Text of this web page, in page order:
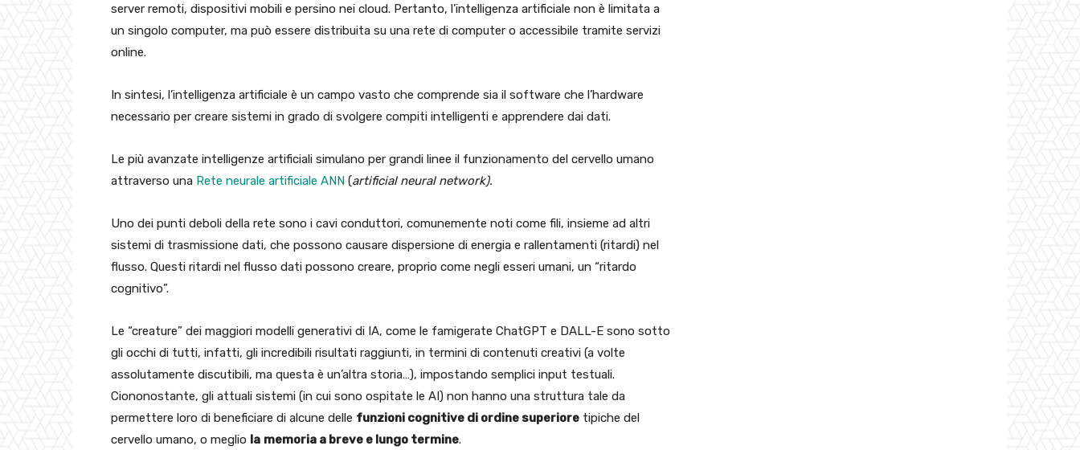
server remoti, dispositivi mobili e persino nei cloud. Pertanto, l’intelligenza artificiale non è limitata a
un singolo computer, ma può essere distribuita su una rete di computer o accessibile tramite servizi
online.
In sintesi, l’intelligenza artificiale è un campo vasto che comprende sia il software che l’hardware
necessario per creare sistemi in grado di svolgere compiti intelligenti e apprendere dai dati.
Le più avanzate intelligenze artificiali simulano per grandi linee il funzionamento del cervello umano
attraverso una Rete neurale artificiale ANN (artificial neural network).
Uno dei punti deboli della rete sono i cavi conduttori, comunemente noti come fili, insieme ad altri
sistemi di trasmissione dati, che possono causare dispersione di energia e rallentamenti (ritardi) nel
flusso. Questi ritardi nel flusso dati possono creare, proprio come negli esseri umani, un “ritardo
cognitivo”.
Le “creature” dei maggiori modelli generativi di IA, come le famigerate ChatGPT e DALL-E sono sotto
gli occhi di tutti, infatti, gli incredibili risultati raggiunti, in termini di contenuti creativi (a volte
assolutamente discutibili, ma questa è un’altra storia…), impostando semplici input testuali.
Ciononostante, gli attuali sistemi (in cui sono ospitate le AI) non hanno una struttura tale da
permettere loro di beneficiare di alcune delle funzioni cognitive di ordine superiore tipiche del
cervello umano, o meglio la memoria a breve e lungo termine.